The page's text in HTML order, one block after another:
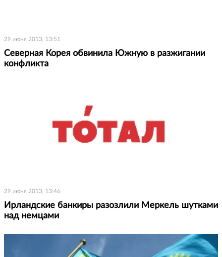
29 июня 2013, 13:51
Северная Корея обвинила Южную в разжигании
конфликта
29 июня 2013, 13:46
Ирландские банкиры разозлили Меркель шутками
над немцами